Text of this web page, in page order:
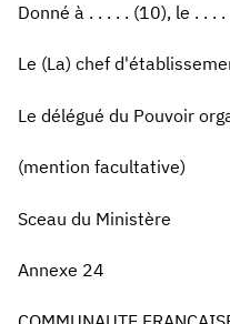
Donné à . . . . . (10), le . . .
Le (La) chef
Le délégué du Pouvoir
(mention facultative)
Sceau du Ministère
Annexe 24